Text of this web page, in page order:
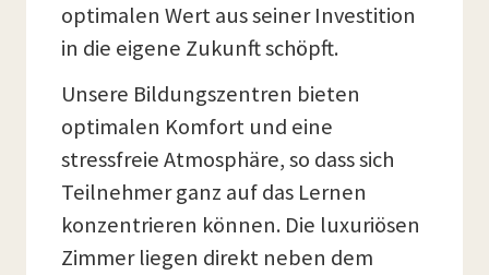
optimalen Wert aus seiner Investition
in die eigene Zukunft schöpft.
Unsere Bildungszentren bieten
optimalen Komfort und eine
stressfreie Atmosphäre, so dass sich
Teilnehmer ganz auf das Lernen
konzentrieren können. Die luxuriösen
Zimmer liegen direkt neben dem